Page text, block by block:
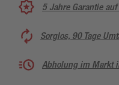
5 Jahre Garantie
Sorglos, 90 Tage
Abholung im Markt